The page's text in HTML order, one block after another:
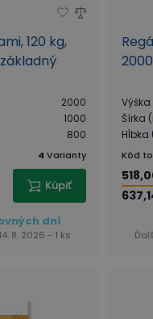
120 kg,
2000
1000
800
4 Varianty
Kúpiť
dní
8. 2026 - 1 ks
Šírka
Kód